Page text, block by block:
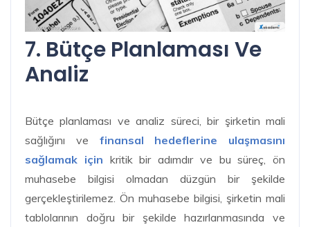
7. Bütçe Planlaması Ve
Analiz
Bütçe planlaması ve analiz süreci, bir şirketin mali
sağlığını ve finansal hedeflerine ulaşmasını
sağlamak için kritik bir adımdır ve bu süreç, ön
muhasebe bilgisi olmadan düzgün bir şekilde
gerçekleştirilemez. Ön muhasebe bilgisi, şirketin mali
tablolarının doğru bir şekilde hazırlanmasında ve